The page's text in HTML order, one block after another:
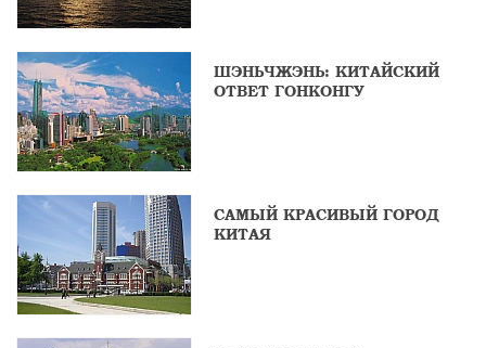
ШЭНЬЧЖЭНЬ: КИТАЙСКИЙ
ОТВЕТ ГОНКОНГУ
САМЫЙ КРАСИВЫЙ ГОРОД
КИТАЯ